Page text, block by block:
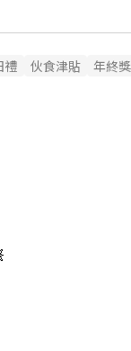
禮 伙食津貼 年終